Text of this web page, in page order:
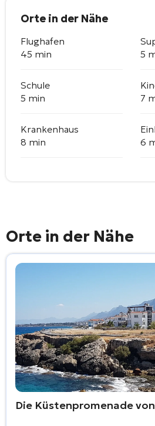
Orte in der Nähe
Flughafen
45 min
5
Schule
5 min
7
Krankenhaus
8 min
6
Orte in der Nähe
Die Küstenpromenade